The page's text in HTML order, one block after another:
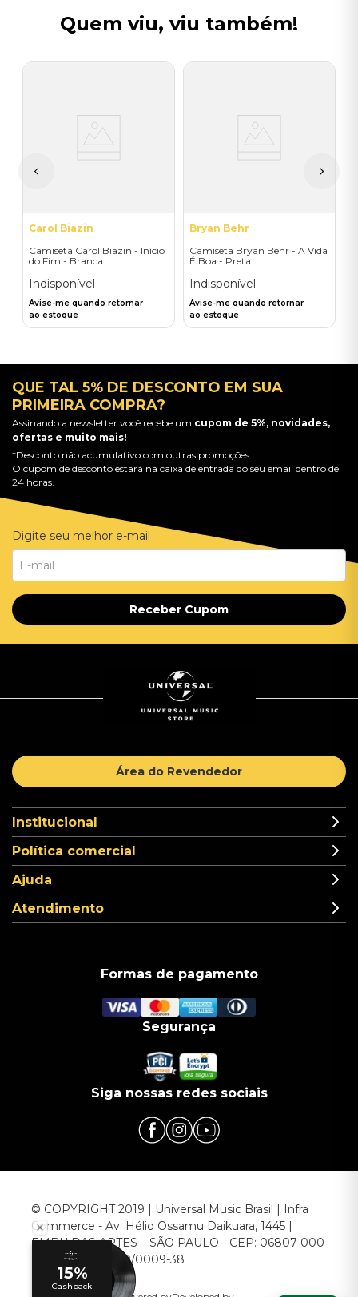
Quem viu, viu também!
Carol Biazin
Camiseta Carol Biazin - Início
do Fim - Branca
Indisponível
Avise-me quando retornar
ao estoque
Bryan Behr
Camiseta Bryan Behr - A Vida
É Boa - Preta
Indisponível
Avise-me quando retornar
ao estoque
QUE TAL 5% DE DESCONTO EM SUA
PRIMEIRA COMPRA?
Assinando a newsletter você recebe um cupom de 5%, novidades,
ofertas e muito mais!
*Desconto não acumulativo com outras promoções.
O cupom de desconto estará na caixa de entrada do seu email dentro de
24 horas.
Digite seu melhor e-mail
Receber Cupom
Área do Revendedor
Institucional
Política comercial
Ajuda
Atendimento
Formas de pagamento
Segurança
Siga nossas redes sociais
© COPYRIGHT 2019 | Universal Music Brasil | Infra
Commerce - Av. Hélio Ossamu Daikuara, 1445 |
EMBU DAS ARTES – SÃO PAULO - CEP: 06807-000
CNPJ: 00.952.789/0009-38